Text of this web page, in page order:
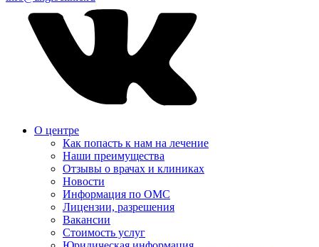
О центре
Как попасть к нам на лечение
Наши преимущества
Отзывы о врачах и клиниках
Новости
Информация по ОМС
Лицензии, разрешения
Вакансии
Стоимость услуг